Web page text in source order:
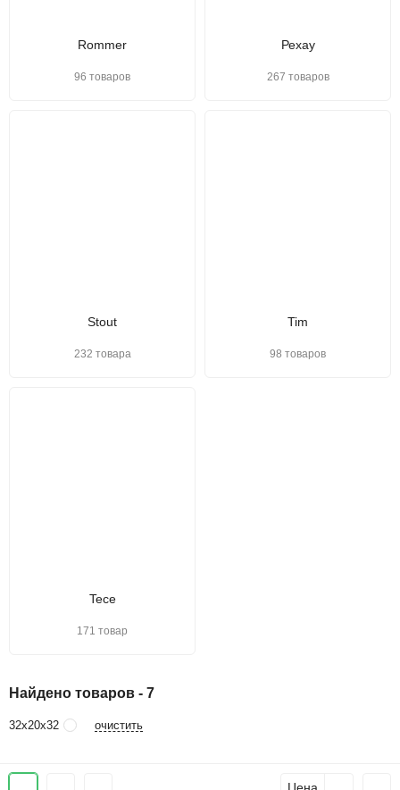
Rommer
96 товаров
Рехау
267 товаров
Stout
232 товара
Tim
98 товаров
Tece
171 товар
Найдено товаров - 7
32х20х32 очистить